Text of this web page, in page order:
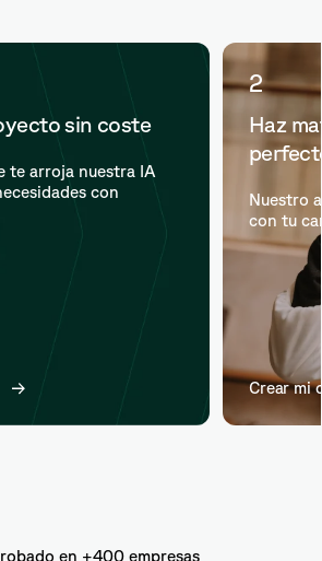
sin coste
te arroja nuestra IA
con
2
Haz
Nuestro
con tu
Crear mi
en +400 empresas